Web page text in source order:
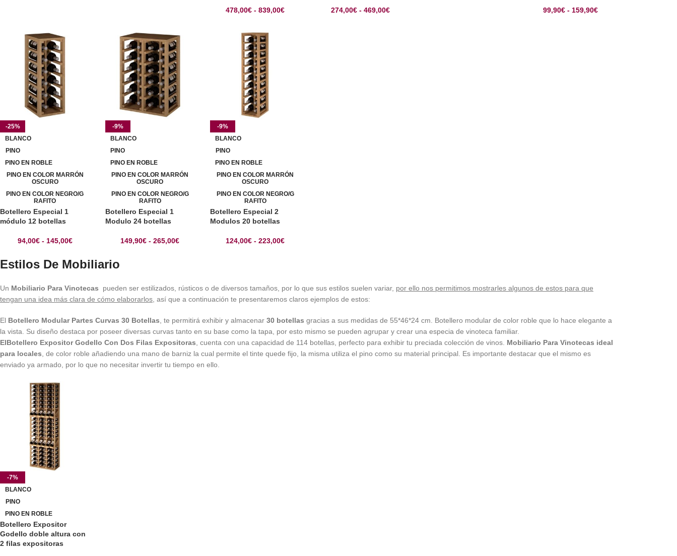
478,00€ - 839,00€ 274,00€ - 469,00€ 99,90€ - 159,90€
-25%
BLANCO
PINO
PINO EN ROBLE
PINO EN COLOR MARRÓN
OSCURO
PINO EN COLOR NEGRO/G
RAFITO
Botellero Especial 1
módulo 12 botellas
94,00€ - 145,00€
-9%
BLANCO
PINO
PINO EN ROBLE
PINO EN COLOR MARRÓN
OSCURO
PINO EN COLOR NEGRO/G
RAFITO
Botellero Especial 1
Modulo 24 botellas
149,90€ - 265,00€
-9%
BLANCO
PINO
PINO EN ROBLE
PINO EN COLOR MARRÓN
OSCURO
PINO EN COLOR NEGRO/G
RAFITO
Botellero Especial 2
Modulos 20 botellas
124,00€ - 223,00€
Estilos De Mobiliario
Un Mobiliario Para Vinotecas pueden ser estilizados, rústicos o de diversos tamaños, por lo que sus estilos suelen variar, por ello nos permitimos mostrarles algunos de estos para que
tengan una idea más clara de cómo elaborarlos , así que a continuación te presentaremos claros ejemplos de estos:
El Botellero Modular Partes Curvas 30 Botellas , te permitirá exhibir y almacenar 30 botellas gracias a sus medidas de 55*46*24 cm. Botellero modular de color roble que lo hace elegante a
la vista. Su diseño destaca por poseer diversas curvas tanto en su base como la tapa, por esto mismo se pueden agrupar y crear una especia de vinoteca familiar.
ElBotellero Expositor Godello Con Dos Filas Expositoras , cuenta con una capacidad de 114 botellas, perfecto para exhibir tu preciada colección de vinos. Mobiliario Para Vinotecas ideal
para locales , de color roble añadiendo una mano de barniz la cual permite el tinte quede fijo, la misma utiliza el pino como su material principal. Es importante destacar que el mismo es
enviado ya armado, por lo que no necesitar invertir tu tiempo en ello.
-7%
BLANCO
PINO
PINO EN ROBLE
Botellero Expositor
Godello doble altura con
2 filas expositoras